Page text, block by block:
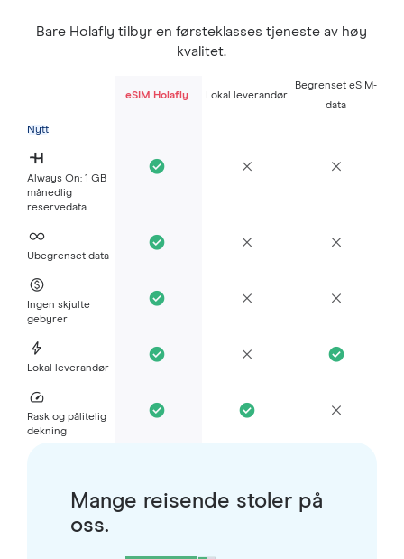
Bare Holafly tilbyr en førsteklasses tjeneste av høy
kvalitet.
eSIM Holafly Lokal leverandør
Begrenset eSIM-
data
Nytt
Always On: 1 GB
månedlig
reservedata.
Ubegrenset data
Ingen skjulte
gebyrer
Lokal leverandør
Rask og pålitelig
dekning
Mange reisende stoler på
oss.